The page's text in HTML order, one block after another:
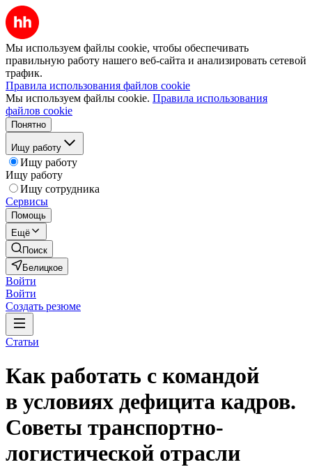
Мы используем файлы cookie, чтобы обеспечивать
правильную работу нашего веб-сайта и анализировать сетевой
трафик.
Правила использования файлов cookie
Мы используем файлы cookie. Правила использования
файлов cookie
Понятно
Ищу работу
Ищу работу
Ищу работу
Ищу сотрудника
Сервисы
Помощь
Ещё
Поиск
Белицкое
Войти
Войти
Создать резюме
Статьи
Как работать с командой
в условиях дефицита кадров.
Советы транспортно-
логистической отрасли